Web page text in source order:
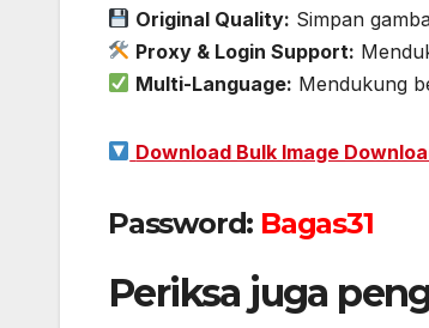
Original Quality: Simpan
Proxy & Login Support:
Multi-Language: Mendukung
Download Bulk Image
Password: Bagas31
Periksa juga